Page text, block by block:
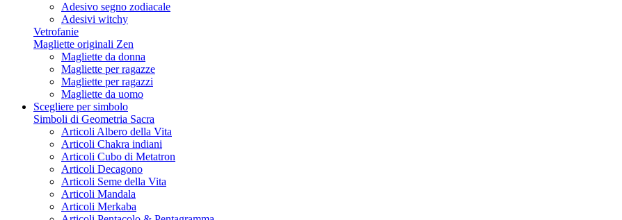
Adesivo segno zodiacale
Adesivi witchy
Vetrofanie
Magliette originali Zen
Magliette da donna
Magliette per ragazze
Magliette per ragazzi
Magliette da uomo
Scegliere per simbolo
Simboli di Geometria Sacra
Articoli Albero della Vita
Articoli Chakra indiani
Articoli Cubo di Metatron
Articoli Decagono
Articoli Seme della Vita
Articoli Mandala
Articoli Merkaba